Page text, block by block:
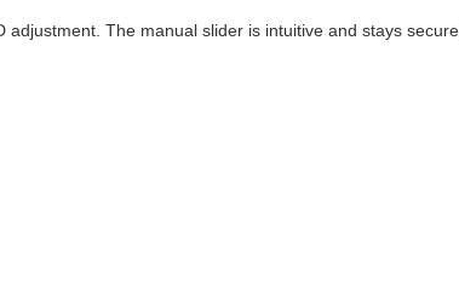
adjustment. The manual slider is intuitive and stays